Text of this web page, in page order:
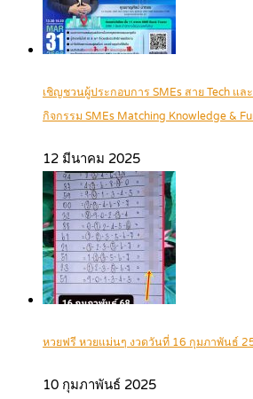
เชิญชวนผู้ประกอบการ SMEs สาย Tech แล
กิจกรรม SMEs Matching Knowledge &
12 มีนาคม 2025
หวยฟรี หวยแม่นๆ งวดวันที่ 16 กุมภาพันธ์
10 กุมภาพันธ์ 2025